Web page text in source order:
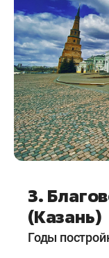
3.
(Казань)
Годы